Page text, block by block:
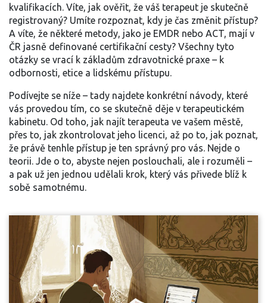
kvalifikacích. Víte, jak ověřit, že váš terapeut je skutečně
registrovaný? Umíte rozpoznat, kdy je čas změnit přístup?
A víte, že některé metody, jako je EMDR nebo ACT, mají v
ČR jasně definované certifikační cesty? Všechny tyto
otázky se vrací k základům zdravotnické praxe – k
odbornosti, etice a lidskému přístupu.
Podívejte se níže – tady najdete konkrétní návody, které
vás provedou tím, co se skutečně děje v terapeutickém
kabinetu. Od toho, jak najít terapeuta ve vašem městě,
přes to, jak zkontrolovat jeho licenci, až po to, jak poznat,
že právě tenhle přístup je ten správný pro vás. Nejde o
teorii. Jde o to, abyste nejen poslouchali, ale i rozuměli –
a pak už jen jednou udělali krok, který vás přivede blíž k
sobě samotnému.